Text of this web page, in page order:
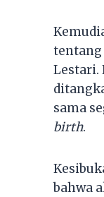
tentang
Lestari.
sama
birth.
bahwa